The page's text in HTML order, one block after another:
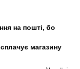
на пошті, бо
магазину